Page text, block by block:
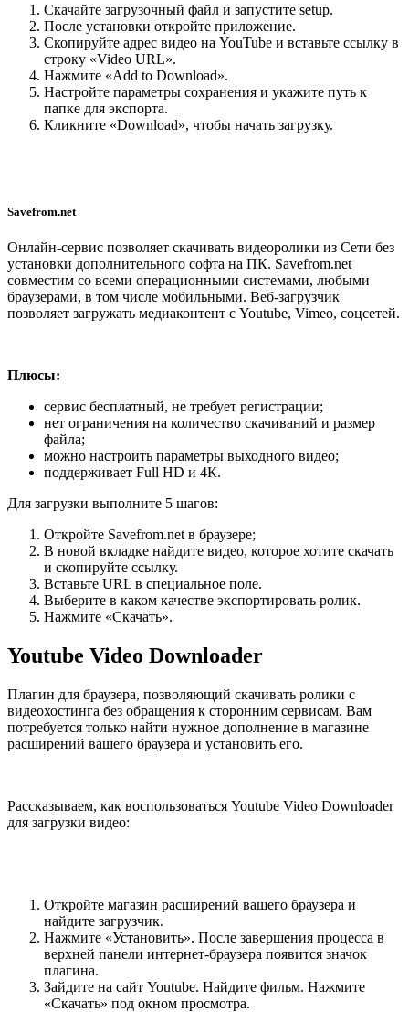
Скачайте загрузочный файл и запустите setup.
После установки откройте приложение.
Скопируйте адрес видео на YouTube и вставьте ссылку в
строку «Video URL».
Нажмите «Add to Download».
Настройте параметры сохранения и укажите путь к
папке для экспорта.
Кликните «Download», чтобы начать загрузку.
Savefrom.net
Онлайн-сервис позволяет скачивать видеоролики из Сети без
установки дополнительного софта на ПК. Savefrom.net
совместим со всеми операционными системами, любыми
браузерами, в том числе мобильными. Веб-загрузчик
позволяет загружать медиаконтент с Youtube, Vimeo, соцсетей.
Плюсы:
сервис бесплатный, не требует регистрации;
нет ограничения на количество скачиваний и размер
файла;
можно настроить параметры выходного видео;
поддерживает Full HD и 4К.
Для загрузки выполните 5 шагов:
Откройте Savefrom.net в браузере;
В новой вкладке найдите видео, которое хотите скачать
и скопируйте ссылку.
Вставьте URL в специальное поле.
Выберите в каком качестве экспортировать ролик.
Нажмите «Скачать».
Youtube Video Downloader
Плагин для браузера, позволяющий скачивать ролики с
видеохостинга без обращения к сторонним сервисам. Вам
потребуется только найти нужное дополнение в магазине
расширений вашего браузера и установить его.
Рассказываем, как воспользоваться Youtube Video Downloader
для загрузки видео:
Откройте магазин расширений вашего браузера и
найдите загрузчик.
Нажмите «Установить». После завершения процесса в
верхней панели интернет-браузера появится значок
плагина.
Зайдите на сайт Youtube. Найдите фильм. Нажмите
«Скачать» под окном просмотра.